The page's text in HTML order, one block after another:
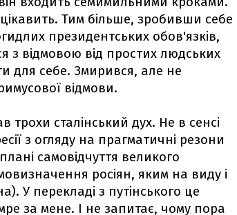
Тим більше, зробивши себе
президентських обов'язків,
з відмовою від простих людських
для себе. Змирився, але не
відмови.
трохи сталінський дух. Не в сенсі
з огляду на прагматичні резони
самовідчуття великого
росіян, яким на виду і
У перекладі з путінського це
за мене. І не запитає, чому пора